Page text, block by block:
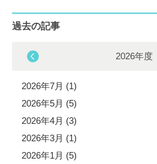
過去の記事
2026年度
2026年7月 (1)
2026年5月 (5)
2026年4月 (3)
2026年3月 (1)
2026年1月 (5)